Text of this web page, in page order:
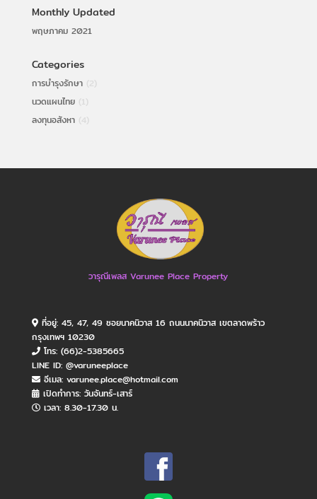
Monthly Updated
พฤษภาคม 2021
Categories
การบำรุงรักษา(2)
นวดแผนไทย(1)
ลงทุนอสังหา(4)
วารุณีเพลส Varunee Place Property
ที่อยู่: 45, 47, 49 ซอยนาคนิวาส 16 ถนนนาคนิวาส เขตลาดพร้าว
กรุงเทพฯ 10230
โทร: (66)2-5385665
LINE ID: @varuneeplace
อีเมล: varunee.place@hotmail.com
เปิดทำการ: วันจันทร์​-เสาร์
เวลา: 8.30-17.30 น.